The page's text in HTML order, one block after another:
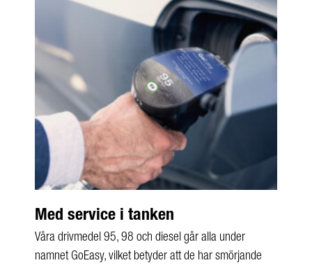
Med service i tanken
Våra drivmedel 95, 98 och diesel går alla under
namnet GoEasy, vilket betyder att de har smörjande